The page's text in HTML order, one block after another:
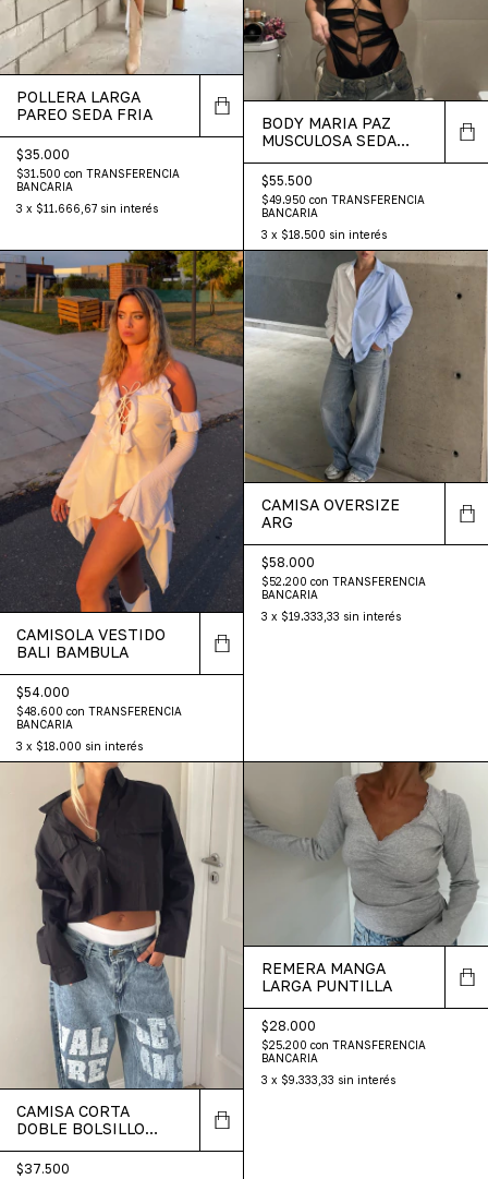
POLLERA LARGA
PAREO SEDA FRIA
$35.000
$31.500 con TRANSFERENCIA
BANCARIA
3 x $11.666,67 sin interés
BODY MARIA PAZ
MUSCULOSA SEDA
$55.500
$49.950 con TRANSFERENCIA
BANCARIA
3 x $18.500 sin interés
CAMISOLA VESTIDO
BALI BAMBULA
$54.000
$48.600 con TRANSFERENCIA
BANCARIA
3 x $18.000 sin interés
CAMISA OVERSIZE
ARG
$58.000
$52.200 con TRANSFERENCIA
BANCARIA
3 x $19.333,33 sin interés
CAMISA CORTA
DOBLE BOLSILLO
$37.500
REMERA MANGA
LARGA PUNTILLA
$28.000
$25.200 con TRANSFERENCIA
BANCARIA
3 x $9.333,33 sin interés